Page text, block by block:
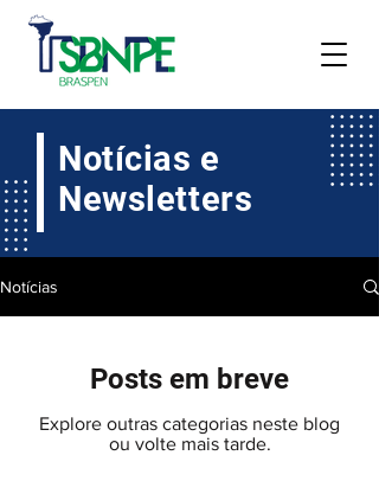
Notícias e
Newsletters
Notícias
Posts em breve
Explore outras categorias neste blog
ou volte mais tarde.